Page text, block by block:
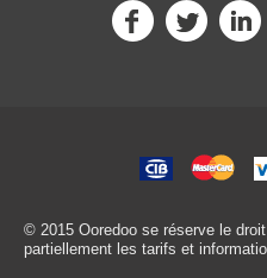
© 2015 Ooredoo se réserve le
partiellement les tarifs et